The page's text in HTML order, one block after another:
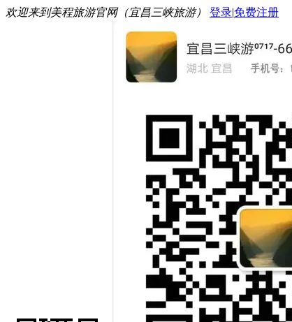
欢迎来到美程旅游官网（宜昌三峡旅游） 登录|免费注册